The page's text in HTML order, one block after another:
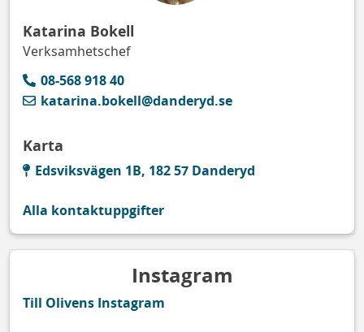
Katarina Bokell
Verksamhetschef
08-568 918 40
katarina.bokell@danderyd.se
Karta
Edsviksvägen 1B, 182 57 Danderyd
Alla kontaktuppgifter
Instagram
Till Olivens Instagram